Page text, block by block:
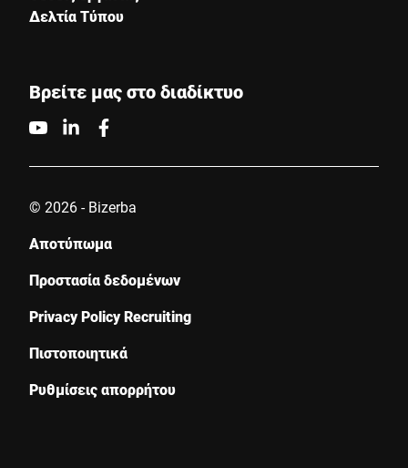
Δελτία Τύπου
Βρείτε μας στο διαδίκτυο
© 2026 - Bizerba
Αποτύπωμα
Προστασία δεδομένων
Privacy Policy Recruiting
Πιστοποιητικά
Ρυθμίσεις απορρήτου